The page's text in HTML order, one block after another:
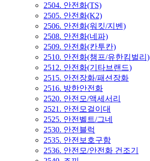
2504. 안전화(TS)
2505. 안전화(K2)
2506. 안전화(워킷/지벤)
2508. 안전화(네파)
2509. 안전화(칸투칸)
2510. 안전화(챔프/유한킴벌리)
2512. 안전화(기타브랜드)
2515. 안전장화/패션장화
2516. 방한안전화
2520. 안전모/액세서리
2521. 안전모걸이대
2525. 안전벨트/그네
2530. 안전블럭
2535. 안전보호구함
2536. 안전모/안전화 건조기